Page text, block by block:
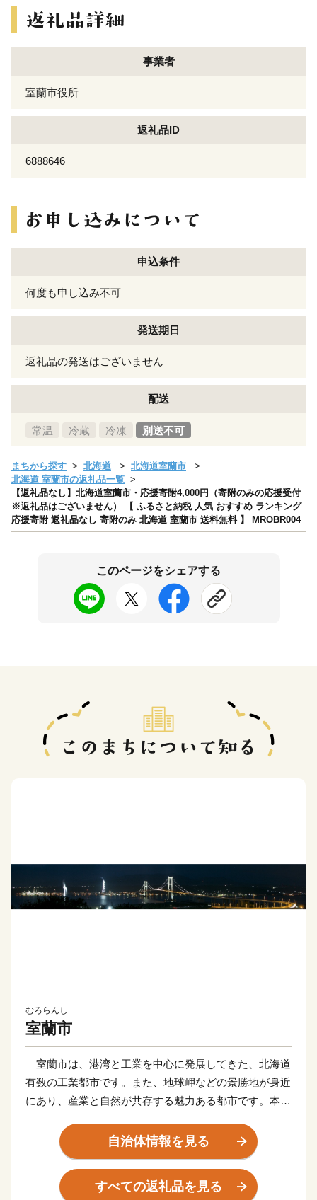
事業者
室蘭市役所
返礼品ID
6888646
申込条件
何度も申し込み不可
発送期日
返礼品の発送はございません
配送
常温 冷蔵 冷凍 別送不可
まちから探す 北海道
北海道室蘭市
北海道 室蘭市の返礼品一覧
【返礼品なし】北海道室蘭市・応援寄附4,000円（寄附のみの応援受付
※返礼品はございません） 【 ふるさと納税 人気 おすすめ ランキング
応援寄附 返礼品なし 寄附のみ 北海道 室蘭市 送料無料 】 MROBR004
このページをシェアする
むろらんし
室蘭市
室蘭市は、港湾と工業を中心に発展してきた、北海道
有数の工業都市です。また、地球岬などの景勝地が身近
にあり、産業と自然が共存する魅力ある都市です。本市
業・生活を支えてきた港・海、知の拠点である大学な
ど、地域資源を最大限に活かしたまちづくりを進めてい
そんな室蘭市に一歩足を踏み入れると、マスコットキ
自治体情報を見る
すべての返礼品を見る